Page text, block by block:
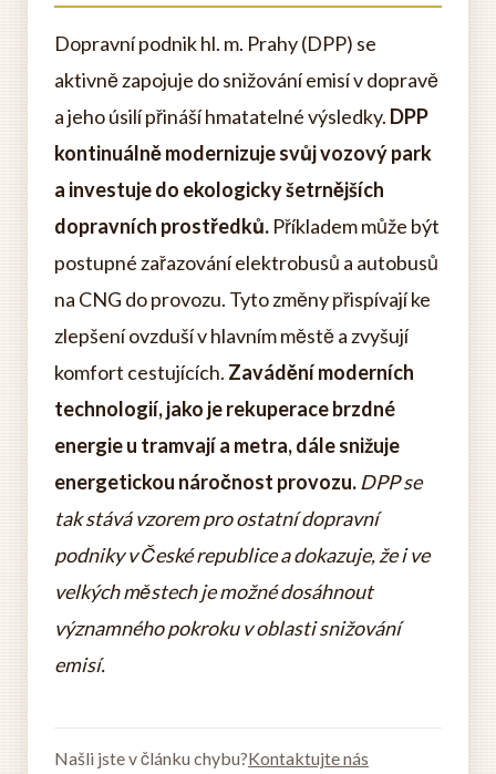
Dopravní podnik hl. m. Prahy (DPP) se
aktivně zapojuje do snižování emisí v dopravě
a jeho úsilí přináší hmatatelné výsledky. DPP
kontinuálně modernizuje svůj vozový park
a investuje do ekologicky šetrnějších
dopravních prostředků. Příkladem může být
postupné zařazování elektrobusů a autobusů
na CNG do provozu. Tyto změny přispívají ke
zlepšení ovzduší v hlavním městě a zvyšují
komfort cestujících. Zavádění moderních
technologií, jako je rekuperace brzdné
energie u tramvají a metra, dále snižuje
energetickou náročnost provozu. DPP se
tak stává vzorem pro ostatní dopravní
podniky v České republice a dokazuje, že i ve
velkých městech je možné dosáhnout
významného pokroku v oblasti snižování
emisí.
Našli jste v článku chybu?Kontaktujte nás